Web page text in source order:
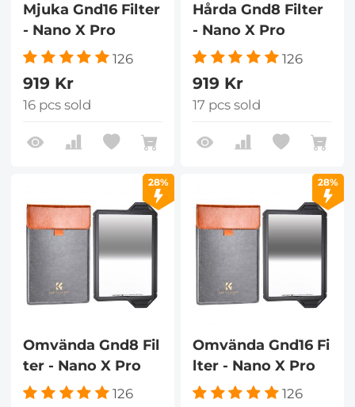
Mjuka Gnd16 Filter
- Nano X Pro
126
919 Kr
16 pcs sold
Hårda Gnd8 Filter
- Nano X Pro
126
919 Kr
17 pcs sold
28%
Omvända Gnd8 Fil
ter - Nano X Pro
126
28%
Omvända Gnd16 Fi
lter - Nano X Pro
126